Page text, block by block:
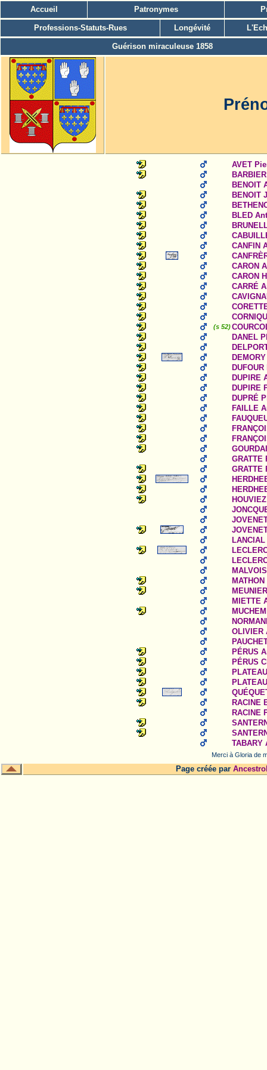
Accueil Patronymes
Professions-Statuts-Rues Longévité
Guérison miraculeuse 1858
AVET
BENOIT
BENOIT
BLED
CANFIN
CARON
CARON
CARRÉ
(s 52)
DANEL
DUPIRE
DUPIRE
DUPRÉ
FAILLE
GRATTE
GRATTE
MIETTE
OLIVIER
PÉRUS
PÉRUS
RACINE
RACINE
TABARY
Merci à Gloria de
Page créée par